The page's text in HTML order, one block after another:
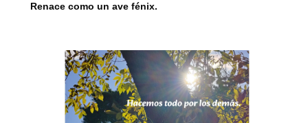
Renace como un ave fénix.